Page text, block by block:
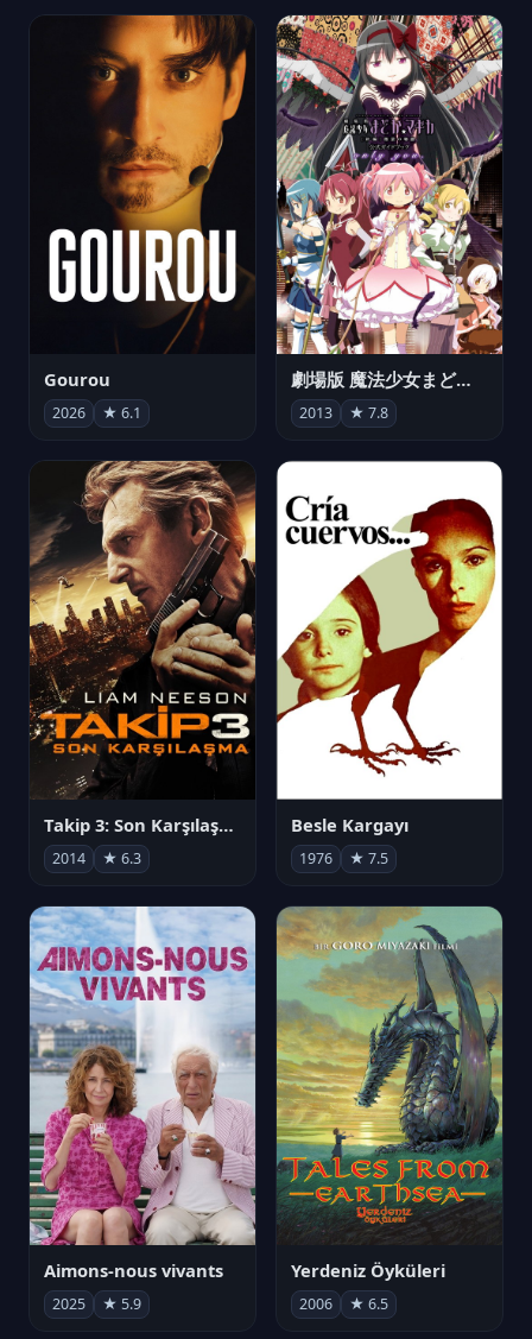
Gourou
2026 ★ 6.1
劇場版 魔法少女まどか☆マギカ[新編]叛逆の物語
2013 ★ 7.8
Takip 3: Son Karşılaşma
2014 ★ 6.3
Besle Kargayı
1976 ★ 7.5
Aimons-nous vivants
2025 ★ 5.9
Yerdeniz Öyküleri
2006 ★ 6.5